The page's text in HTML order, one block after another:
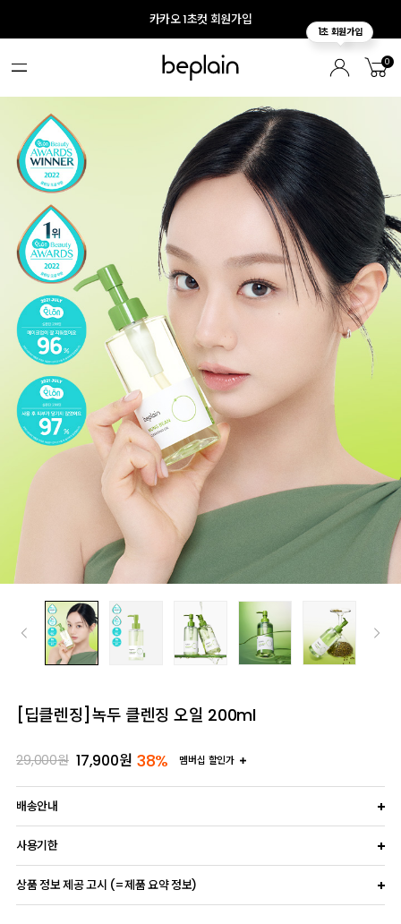
카카오 1초컷 회원가입
0
[딥클렌징]녹두 클렌징 오일 200ml
29,000원 17,900원 38% 멤버십 할인가
배송안내
사용기한
상품 정보 제공 고시 (=제품 요약 정보)